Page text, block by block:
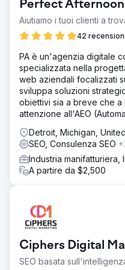
Vai alla
Perfect Afternoon
Aiutiamo i tuoi clienti a
42 recensioni
PA è un'agenzia digitale
specializzata nella
web aziendali focalizzati
sviluppa soluzioni
obiettivi sia a breve che
attenzione all'AEO
Detroit, Michigan,
SEO, Consulenza SEO
Industria
A partire da $2,500
Ciphers Digital
SEO basata